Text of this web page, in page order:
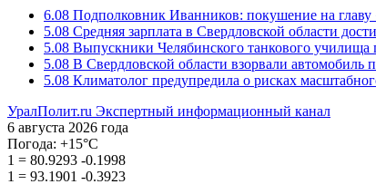
6.08 Подполковник Иванников: покушение на главу
5.08 Средняя зарплата в Свердловской области
5.08 Выпускники Челябинского танкового
5.08 В Свердловской области взорвали автомобиль
5.08 Климатолог предупредила о рисках
УралПолит.ru Экспертный информационный канал
6 августа 2026 года
Погода: +15°С
1 = 80.9293 -0.1998
1 = 93.1901 -0.3923